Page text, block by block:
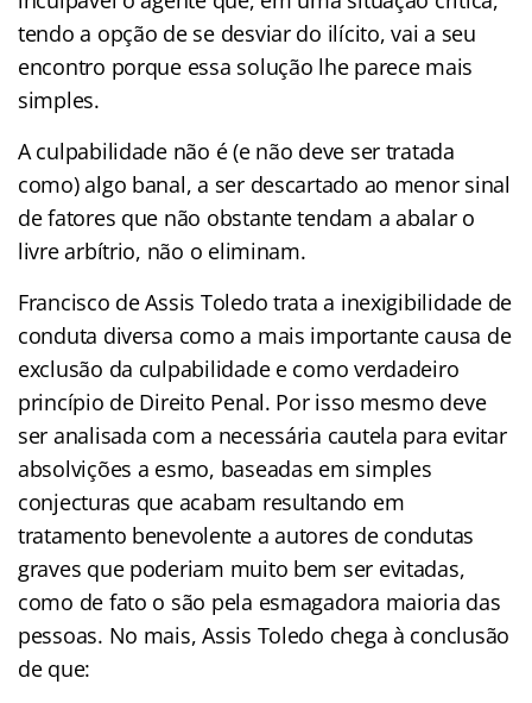
tendo a opção de se desviar do ilícito, vai a seu
encontro porque essa solução lhe parece mais
simples.
A culpabilidade não é (e não deve ser tratada
como) algo banal, a ser descartado ao menor sinal
de fatores que não obstante tendam a abalar o
livre arbítrio, não o eliminam.
Francisco de Assis Toledo trata a inexigibilidade de
conduta diversa como a mais importante causa de
exclusão da culpabilidade e como verdadeiro
princípio de Direito Penal. Por isso mesmo deve
ser analisada com a necessária cautela para evitar
absolvições a esmo, baseadas em simples
conjecturas que acabam resultando em
tratamento benevolente a autores de condutas
graves que poderiam muito bem ser evitadas,
como de fato o são pela esmagadora maioria das
pessoas. No mais, Assis Toledo chega à conclusão
de que: